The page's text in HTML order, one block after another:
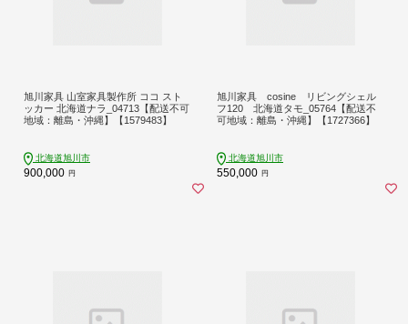
旭川家具 山室家具製作所 ココ スト
ッカー 北海道ナラ_04713【配送不可
地域：離島・沖縄】【1579483】
北海道旭川市
900,000 円
旭川家具 cosine リビングシェル
フ120 北海道タモ_05764【配送不
可地域：離島・沖縄】【1727366】
北海道旭川市
550,000 円